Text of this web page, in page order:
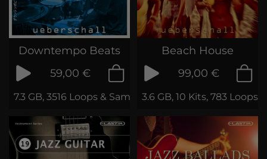
Downtempo Beats
59,00 €
7.3 GB, 3516 Loops & Samples
Beach House
99,00 €
3.6 GB, 10 Kits, 783 Loops